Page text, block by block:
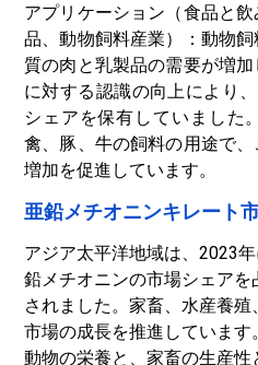
アプリケーション（食品と
品、動物飼料産業）：動物
質の肉と乳製品の需要が増
に対する認識の向上により
シェアを保有していました
禽、豚、牛の飼料の用途で
増加を促進しています。
亜鉛メチオニンキレート
アジア太平洋地域は、2023
鉛メチオニンの市場シェア
されました。家畜、水産養殖
市場の成長を推進しています。
動物の栄養と、家畜の生産